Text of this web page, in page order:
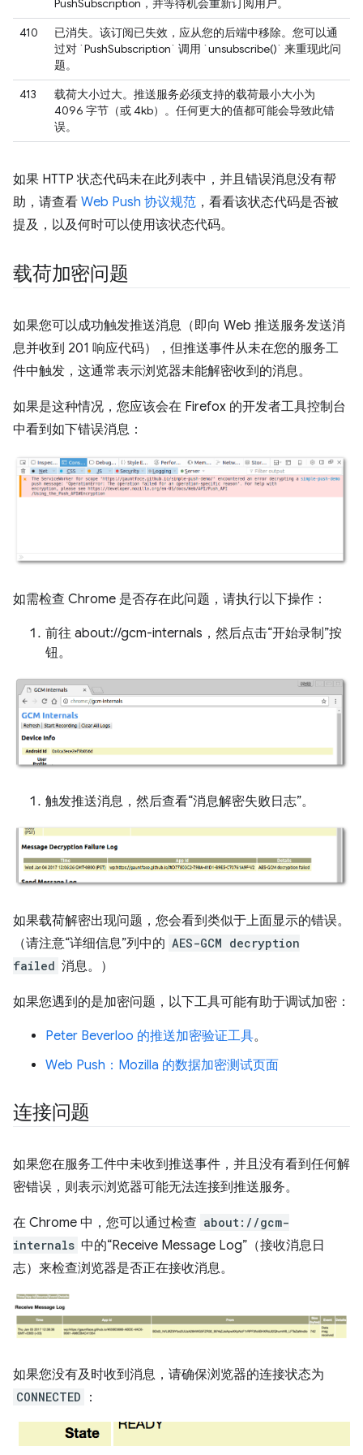
PushSubscription，并等待机会重新订阅用户。
410
已消失。该订阅已失效，应从您的后端中移除。您可以通
过对 `PushSubscription` 调用 `unsubscribe()` 来重现此问
题。
413
载荷大小过大。推送服务必须支持的载荷最小大小为
4096 字节（或 4kb）。任何更大的值都可能会导致此错
误。
如果 HTTP 状态代码未在此列表中，并且错误消息没有帮
助，请查看 Web Push 协议规范 ，看看该状态代码是否被
提及，以及何时可以使用该状态代码。
载荷加密问题
如果您可以成功触发推送消息（即向 Web 推送服务发送消
息并收到 201 响应代码），但推送事件从未在您的服务工
件中触发，这通常表示浏览器未能解密收到的消息。
如果是这种情况，您应该会在 Firefox 的开发者工具控制台
中看到如下错误消息：
如需检查 Chrome 是否存在此问题，请执行以下操作：
前往 about://gcm-internals，然后点击“开始录制”按
钮。
触发推送消息，然后查看“消息解密失败日志”。
如果载荷解密出现问题，您会看到类似于上面显示的错误。
（请注意“详细信息”列中的 AES-GCM decryption
failed 消息。）
如果您遇到的是加密问题，以下工具可能有助于调试加密：
Peter Beverloo 的推送加密验证工具。
Web Push：Mozilla 的数据加密测试页面
连接问题
如果您在服务工件中未收到推送事件，并且没有看到任何解
密错误，则表示浏览器可能无法连接到推送服务。
在 Chrome 中，您可以通过检查 about://gcm-
internals 中的“Receive Message Log”（接收消息日
志）来检查浏览器是否正在接收消息。
如果您没有及时收到消息，请确保浏览器的连接状态为
CONNECTED ：